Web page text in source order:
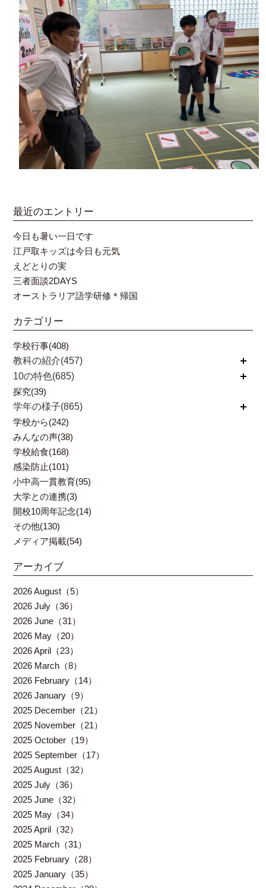
最近のエントリー
今日も暑い一日です
江戸取キッズは今日も元気
えどとりの実
三者面談2DAYS
オーストラリア語学研修＊帰国
カテゴリー
学校行事(408)
教科の紹介(457)
開く
10の特色(685)
開く
探究(39)
学年の様子(865)
開く
学校から(242)
みんなの声(38)
学校給食(168)
感染防止(101)
小中高一貫教育(95)
大学との連携(3)
開校10周年記念(14)
その他(130)
メディア掲載(54)
アーカイブ
2026 August（5）
2026 July（36）
2026 June（31）
2026 May（20）
2026 April（23）
2026 March（8）
2026 February（14）
2026 January（9）
2025 December（21）
2025 November（21）
2025 October（19）
2025 September（17）
2025 August（32）
2025 July（36）
2025 June（32）
2025 May（34）
2025 April（32）
2025 March（31）
2025 February（28）
2025 January（35）